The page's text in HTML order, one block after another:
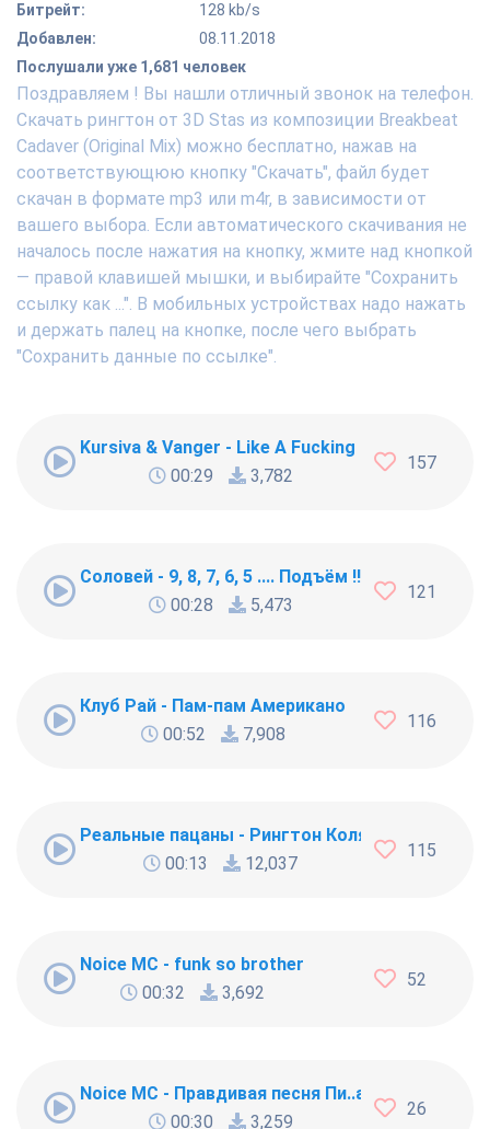
Битрейт:
128 kb/s
Добавлен:
08.11.2018
Послушали уже 1,681 человек
Поздравляем ! Вы нашли отличный звонок на телефон.
Скачать рингтон от 3D Stas из композиции Breakbeat
Cadaver (Original Mix) можно бесплатно, нажав на
соответствующюю кнопку "Скачать", файл будет
скачан в формате mp3 или m4r, в зависимости от
вашего выбора. Если автоматического скачивания не
началось после нажатия на кнопку, жмите над кнопкой
— правой клавишей мышки, и выбирайте "Сохранить
ссылку как ...". В мобильных устройствах надо нажать
и держать палец на кнопке, после чего выбрать
"Сохранить данные по ссылке".
Kursiva & Vanger - Like A Fucking Newbie
00:29
3,782
157
Соловей - 9, 8, 7, 6, 5 .... Подъём !!!
00:28
5,473
121
Клуб Рай - Пам-пам Американо
00:52
7,908
116
Реальные пацаны - Рингтон Коляна
00:13
12,037
115
Noice MC - funk so brother
00:32
3,692
52
Noice MC - Правдивая песня Пи..абола
00:30
3,259
26